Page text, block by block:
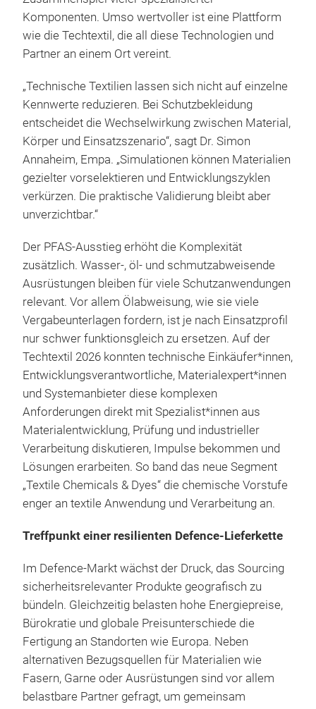
Komponenten. Umso wertvoller ist eine Plattform
wie die Techtextil, die all diese Technologien und
Partner an einem Ort vereint.
„Technische Textilien lassen sich nicht auf einzelne
Kennwerte reduzieren. Bei Schutzbekleidung
entscheidet die Wechselwirkung zwischen Material,
Körper und Einsatzszenario“, sagt Dr. Simon
Annaheim, Empa. „Simulationen können Materialien
gezielter vorselektieren und Entwicklungszyklen
verkürzen. Die praktische Validierung bleibt aber
unverzichtbar.“
Der PFAS-Ausstieg erhöht die Komplexität
zusätzlich. Wasser-, öl- und schmutzabweisende
Ausrüstungen bleiben für viele Schutzanwendungen
relevant. Vor allem Ölabweisung, wie sie viele
Vergabeunterlagen fordern, ist je nach Einsatzprofil
nur schwer funktionsgleich zu ersetzen. Auf der
Techtextil 2026 konnten technische Einkäufer*innen,
Entwicklungsverantwortliche, Materialexpert*innen
und Systemanbieter diese komplexen
Anforderungen direkt mit Spezialist*innen aus
Materialentwicklung, Prüfung und industrieller
Verarbeitung diskutieren, Impulse bekommen und
Lösungen erarbeiten. So band das neue Segment
„Textile Chemicals & Dyes“ die chemische Vorstufe
enger an textile Anwendung und Verarbeitung an.
Treffpunkt einer resilienten Defence-Lieferkette
Im Defence-Markt wächst der Druck, das Sourcing
sicherheitsrelevanter Produkte geografisch zu
bündeln. Gleichzeitig belasten hohe Energiepreise,
Bürokratie und globale Preisunterschiede die
Fertigung an Standorten wie Europa. Neben
alternativen Bezugsquellen für Materialien wie
Fasern, Garne oder Ausrüstungen sind vor allem
belastbare Partner gefragt, um gemeinsam